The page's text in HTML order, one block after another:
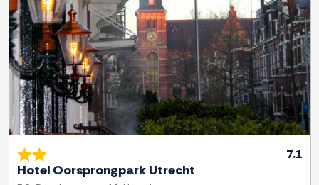
7.1
Hotel Oorsprongpark Utrecht